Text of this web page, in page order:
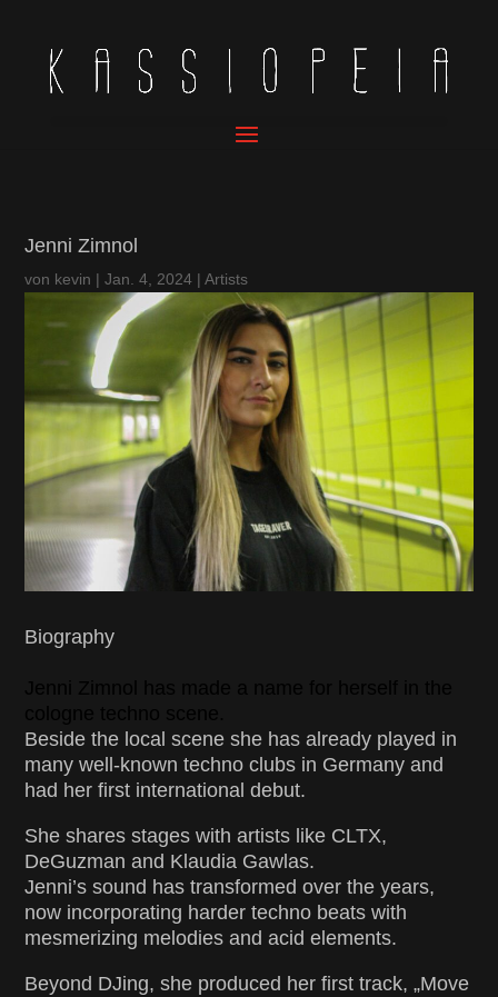
Jenni Zimnol
von kevin |Jan. 4, 2024 |Artists
Biography
Beside the local scene she has already played in
many well-known techno clubs in Germany and
had her first international debut.
She shares stages with artists like CLTX,
DeGuzman and Klaudia Gawlas.
Jenni’s sound has transformed over the years,
now incorporating harder techno beats with
mesmerizing melodies and acid elements.
Beyond DJing, she produced her first track, „Move